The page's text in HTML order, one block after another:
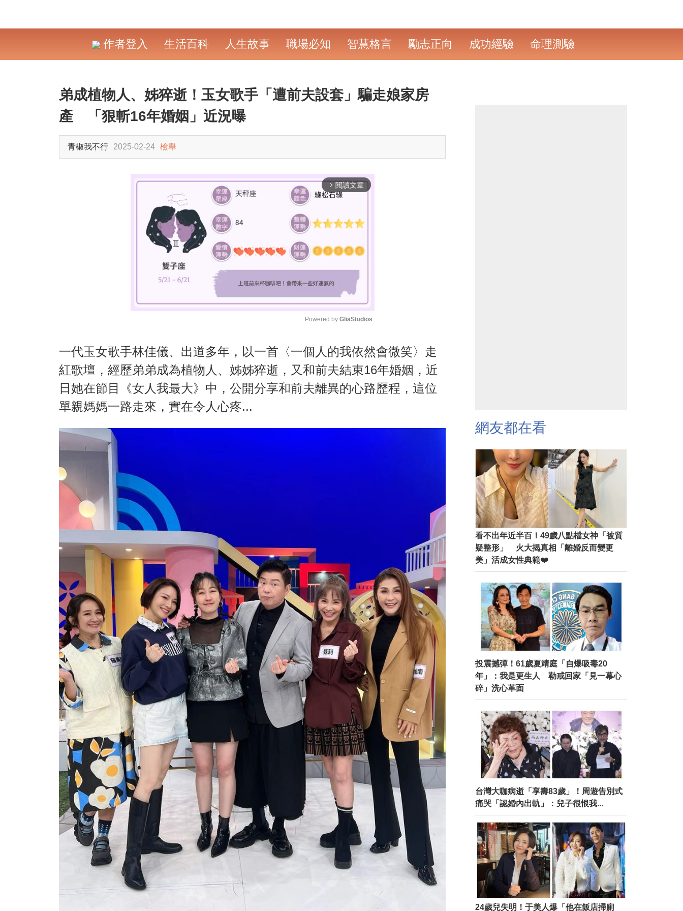
作者登入 生活百科 人生故事 職場必知 智慧格言 勵志正向 成功經驗 命理測驗
弟成植物人、姊猝逝！玉女歌手「遭前夫設套」騙走娘家房
產 「狠斬16年婚姻」近況曝
青椒我不行 2025-02-24 檢舉
arrow_forward_ios 閱讀文章
M
u
t
e
Powered by GliaStudios
一代玉女歌手林佳儀、出道多年，以一首〈一個人的我依然會微笑〉走
紅歌壇，經歷弟弟成為植物人、姊姊猝逝，又和前夫結束16年婚姻，近
日她在節目《女人我最大》中，公開分享和前夫離異的心路歷程，這位
單親媽媽一路走來，實在令人心疼...
網友都在看
看不出年近半百！49歲八點檔女神「被質
疑整形」 火大揭真相「離婚反而變更
美」活成女性典範❤️
投震撼彈！61歲夏靖庭「自爆吸毒20
年」：我是更生人 勒戒回家「見一幕心
碎」洗心革面
台灣大咖病逝「享壽83歲」！周遊告別式
痛哭「認婚內出軌」：兒子很恨我...
24歲兒失明！于美人爆「他在飯店掃廁